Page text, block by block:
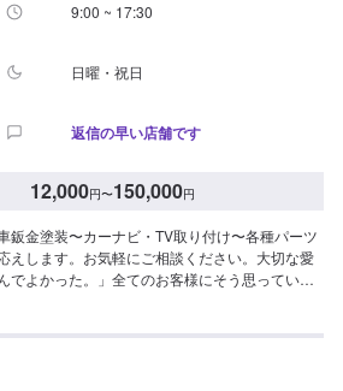
9:00 ~ 17:30
日曜・祝日
返信の早い店舗です
12,000円〜150,000円
鈑金塗装〜カーナビ・TV取り付け〜各種パーツ
えします。お気軽にご相談ください。大切な愛
でよかった。」全てのお客様にそう思っていた
情報をお送りください。【代車について】作業